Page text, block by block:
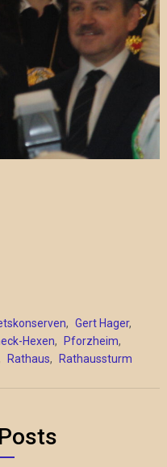
, Gert Hager,
Hexen, Pforzheim,
Rathaus, Rathaussturm